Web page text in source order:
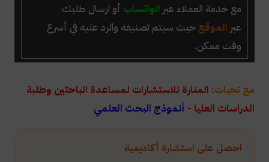
احصل على استشارة أكاديمية
مع خدمة العملاء عبر الواتساب أو ارسال طلبك
عبر الموقع حيث سيتم تصنيفه والرد عليه في أسرع
وقت ممكن.
مع تحيات: المنارة للاستشارات لمساعدة الباحثين وطلبة
الدراسات العليا - أنموذج البحث العلمي